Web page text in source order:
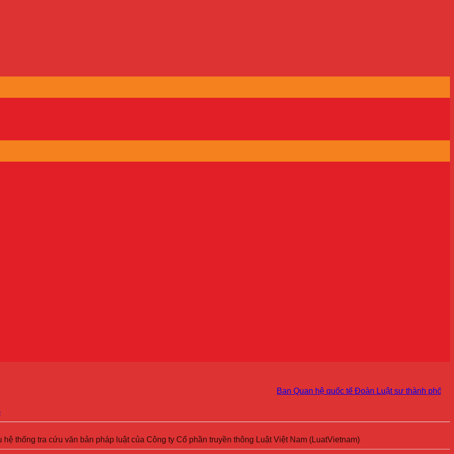
Ban Quan hệ quốc tế Đoàn Luật sư thành phố Hà
thống tra cứu văn bản pháp luật của Công ty Cổ phần truyền thông Luật Việt Nam (LuatVietnam)